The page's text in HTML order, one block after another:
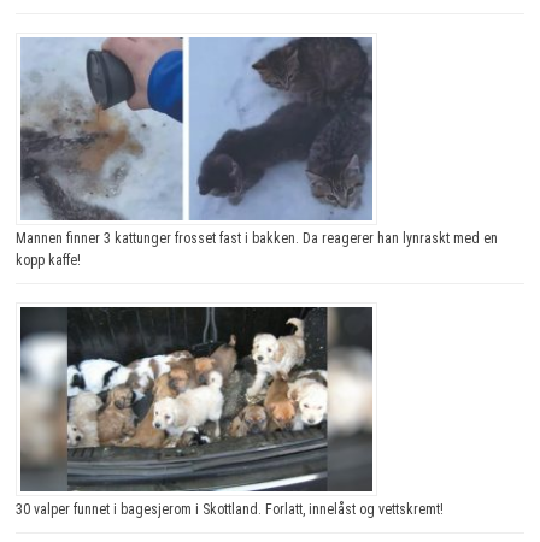
Mannen finner 3 kattunger frosset fast i bakken. Da reagerer han lynraskt med en
kopp kaffe!
30 valper funnet i bagesjerom i Skottland. Forlatt, innelåst og vettskremt!